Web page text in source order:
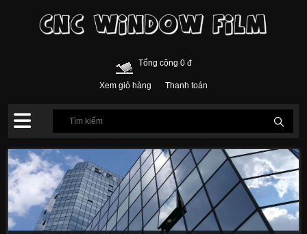
Tổng cộng 0 đ
Xem giỏ hàng Thanh toán